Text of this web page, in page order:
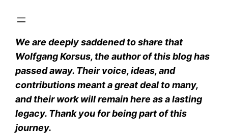
We are deeply saddened to share that
Wolfgang Korsus, the author of this blog has
passed away. Their voice, ideas, and
contributions meant a great deal to many,
and their work will remain here as a lasting
legacy. Thank you for being part of this
journey.